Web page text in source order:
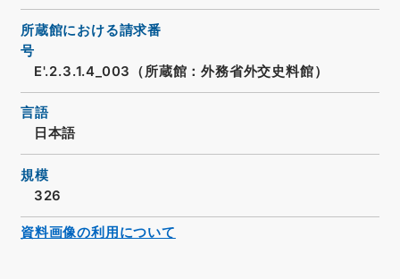
所蔵館における請求番
号
E'.2.3.1.4_003（所蔵館：外務省外交史料館）
言語
日本語
規模
326
資料画像の利用について